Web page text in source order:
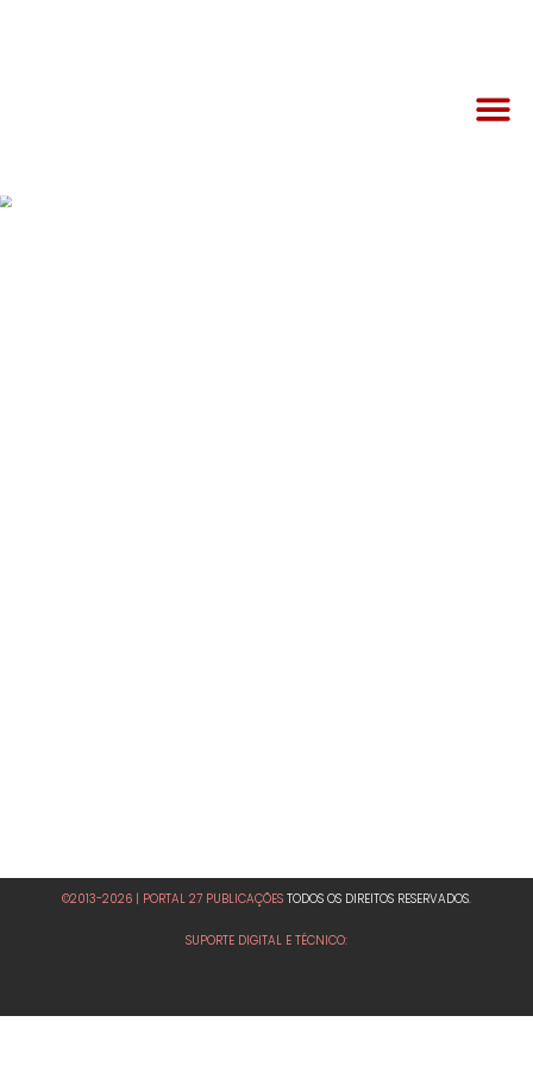
©2013-2026 | PORTAL 27 PUBLICAÇÕES TODOS OS DIREITOS RESERVADOS.
SUPORTE DIGITAL E TÉCNICO: